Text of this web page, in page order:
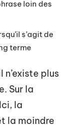
loin des
s’agit de
terme
n’existe plus
Sur la
la
la moindre